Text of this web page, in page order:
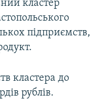
кластер
підприємств,
кластера до
рублів.